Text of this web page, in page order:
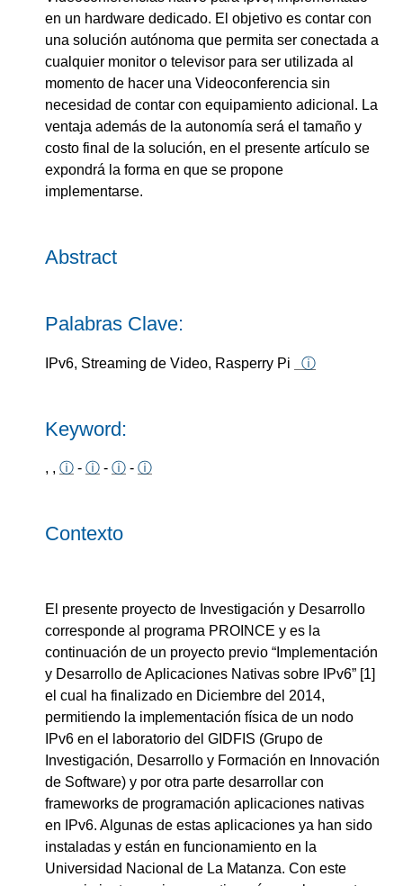
en un hardware dedicado. El objetivo es contar con
una solución autónoma que permita ser conectada a
cualquier monitor o televisor para ser utilizada al
momento de hacer una Videoconferencia sin
necesidad de contar con equipamiento adicional. La
ventaja además de la autonomía será el tamaño y
costo final de la solución, en el presente artículo se
expondrá la forma en que se propone
implementarse.
Abstract
Palabras Clave:
IPv6, Streaming de Video, Rasperry Pi ⓘ
Keyword:
, , ⓘ - ⓘ - ⓘ - ⓘ
Contexto
El presente proyecto de Investigación y Desarrollo
corresponde al programa PROINCE y es la
continuación de un proyecto previo “Implementación
y Desarrollo de Aplicaciones Nativas sobre IPv6” [1]
el cual ha finalizado en Diciembre del 2014,
permitiendo la implementación física de un nodo
IPv6 en el laboratorio del GIDFIS (Grupo de
Investigación, Desarrollo y Formación en Innovación
de Software) y por otra parte desarrollar con
frameworks de programación aplicaciones nativas
en IPv6. Algunas de estas aplicaciones ya han sido
instaladas y están en funcionamiento en la
Universidad Nacional de La Matanza. Con este